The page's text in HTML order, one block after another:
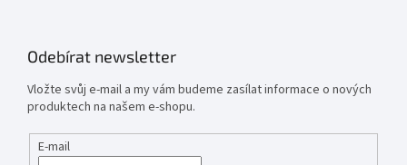
Odebírat newsletter
Vložte svůj e-mail a my vám budeme zasílat informace o nových
produktech na našem e-shopu.
E-mail